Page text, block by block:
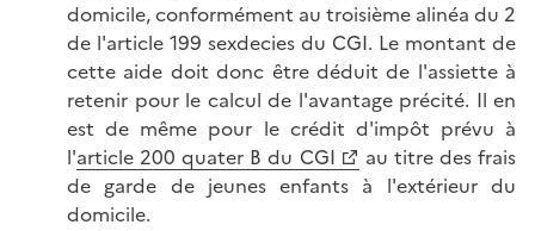
domicile, conformément au troisième alinéa du 2
de l'article 199 sexdecies du CGI. Le montant de
cette aide doit donc être déduit de l'assiette à
retenir pour le calcul de l'avantage précité. Il en
est de même pour le crédit d'impôt prévu à
l'article 200 quater B du CGI
au titre des frais
de garde de jeunes enfants à l'extérieur du
domicile.